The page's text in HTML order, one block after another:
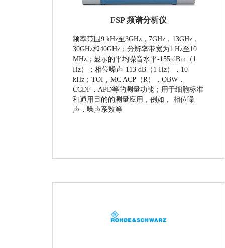
FSP 频谱分析仪
频率范围9 kHz至3GHz，7GHz，13GHz，
30GHz和40GHz；分辨率带宽为1 Hz至10
MHz；显示的平均噪音水平-155 dBm（1
Hz）；相位噪声-113 dB（1 Hz），10
kHz；TOI，MC ACP（R），OBW，
CCDF，APD等的测量功能；用于细胞标准
和通用目的的测量应用，例如， 相位噪
声，噪声系数等